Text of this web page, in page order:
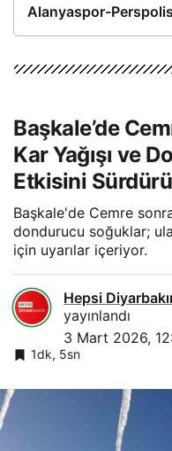
Alanyaspor-Perspolis
Başkale’de
Kar Yağışı ve
Etkisini
Başkale'de Cemre
dondurucu soğuklar;
için uyarılar içeriyor.
Hepsi
yayınlandı
3 Mart 2026,
1dk, 5sn